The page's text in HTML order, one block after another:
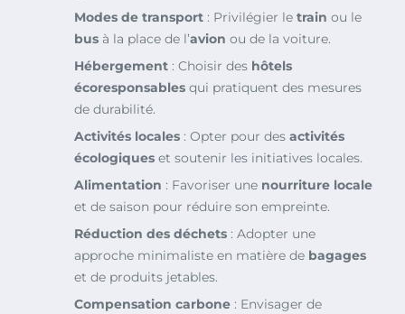
Modes de transport : Privilégier le train ou le
bus à la place de l’avion ou de la voiture.
Hébergement : Choisir des hôtels
écoresponsables qui pratiquent des mesures
de durabilité.
Activités locales : Opter pour des activités
écologiques et soutenir les initiatives locales.
Alimentation : Favoriser une nourriture locale
et de saison pour réduire son empreinte.
Réduction des déchets : Adopter une
approche minimaliste en matière de bagages
et de produits jetables.
Compensation carbone : Envisager de